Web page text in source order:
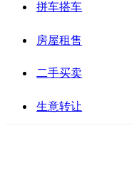
拼车搭车
房屋租售
二手买卖
生意转让